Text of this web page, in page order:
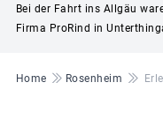
Bei der Fahrt ins Allgäu
Firma ProRind in
Pfadnavigation
Home Rosenheim